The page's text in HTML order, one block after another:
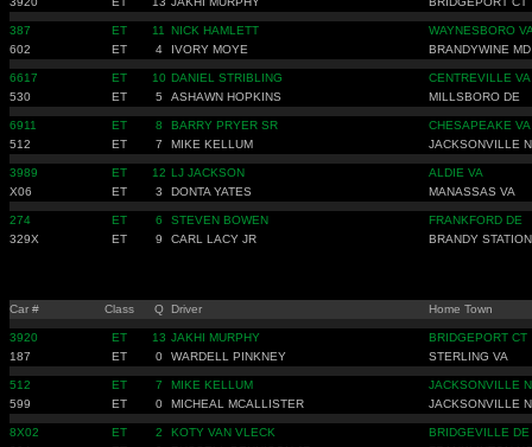
387 ET 11 NICK HAMLETT
WAYNESBORO
602
ET 4 IVORY MOYE BRANDYWINE MD
6617 ET 10 DANIEL STRIBLING
CENTREVILLE VA
530
ET 5 ASHAWN HOPKINS MILLSBORO DE
6911 ET 8 BARRY PRYER SR
CHESAPEAKE VA
512
ET 7 MIKE KELLUM JACKSONVILLE
3989 ET 12 LJ JACKSON
ALDIE VA
X06
ET 3 DONTA YATES MANASSAS VA
274 ET 6 STEVEN BOWEN
FRANKFORD DE
329X
ET 9 CARL LACY JR BRANDY
Car # Class Q Driver Home Town
3920 ET 13 JAKHI MURPHY
BRIDGEPORT CT
187
ET 0 WARDELL PINKNEY STERLING VA
512 ET 7 MIKE KELLUM
JACKSONVILLE
599
ET 0 MICHEAL MCALLISTER JACKSONVILLE
8X02 ET 2 KOTY VAN VLECK
BRIDGEVILLE DE